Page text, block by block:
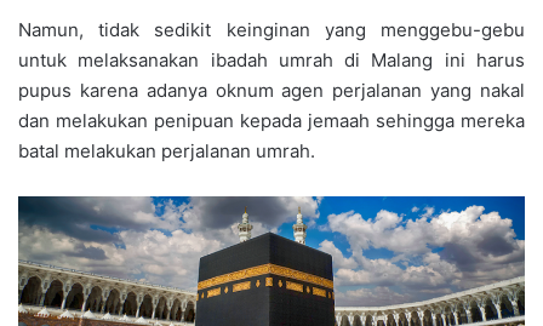
Namun, tidak sedikit keinginan yang menggebu-gebu
untuk melaksanakan ibadah umrah di Malang ini harus
pupus karena adanya oknum agen perjalanan yang nakal
dan melakukan penipuan kepada jemaah sehingga mereka
batal melakukan perjalanan umrah.